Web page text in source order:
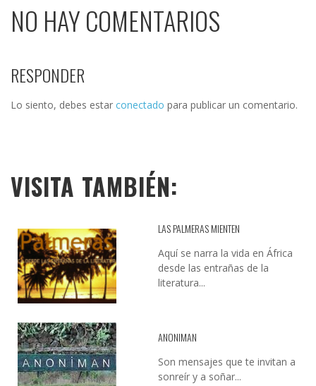
NO HAY COMENTARIOS
RESPONDER
Lo siento, debes estar conectado para publicar un comentario.
VISITA TAMBIÉN:
LAS PALMERAS MIENTEN
Aquí se narra la vida en África
desde las entrañas de la
literatura...
ANONIMAN
Son mensajes que te invitan a
sonreír y a soñar...